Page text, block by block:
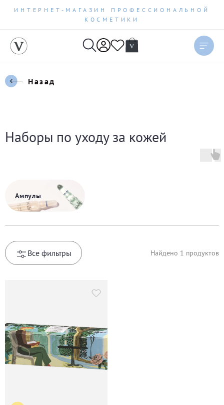
ИНТЕРНЕТ-МАГАЗИН ПРОФЕССИОНАЛЬНОЙ
КОСМЕТИКИ
Назад
Наборы по уходу за кожей
Ампулы
Все фильтры Найдено 1 продуктов